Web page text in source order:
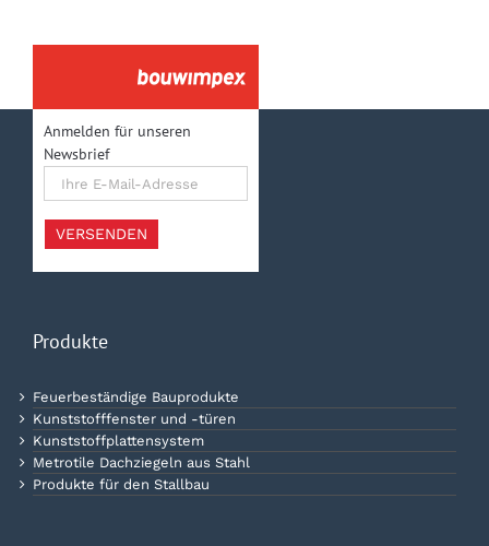
Anmelden für unseren
Newsbrief
Adresse
VERSENDEN
Produkte
Feuerbeständige Bauprodukte
Kunststofffenster und -türen
Kunststoffplattensystem
Metrotile Dachziegeln aus Stahl
Produkte für den Stallbau